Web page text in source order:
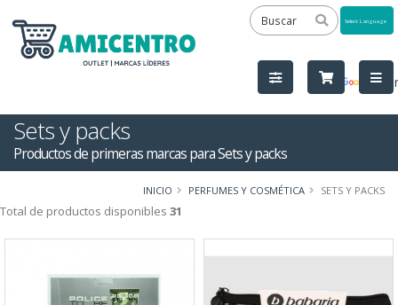
by
Sets y packs
Productos de primeras marcas para Sets y packs
INICIO PERFUMES Y COSMÉTICA SETS Y PACKS
Total de productos disponibles 31